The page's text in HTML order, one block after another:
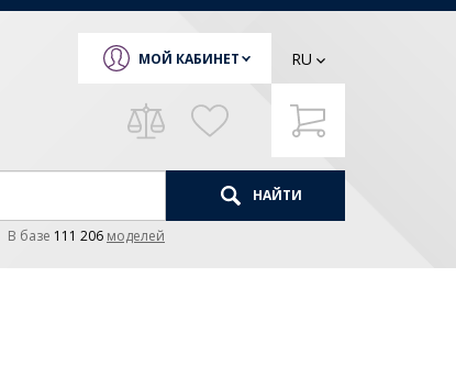
МОЙ КАБИНЕТ RU
НАЙТИ
В базе 111 206 моделей